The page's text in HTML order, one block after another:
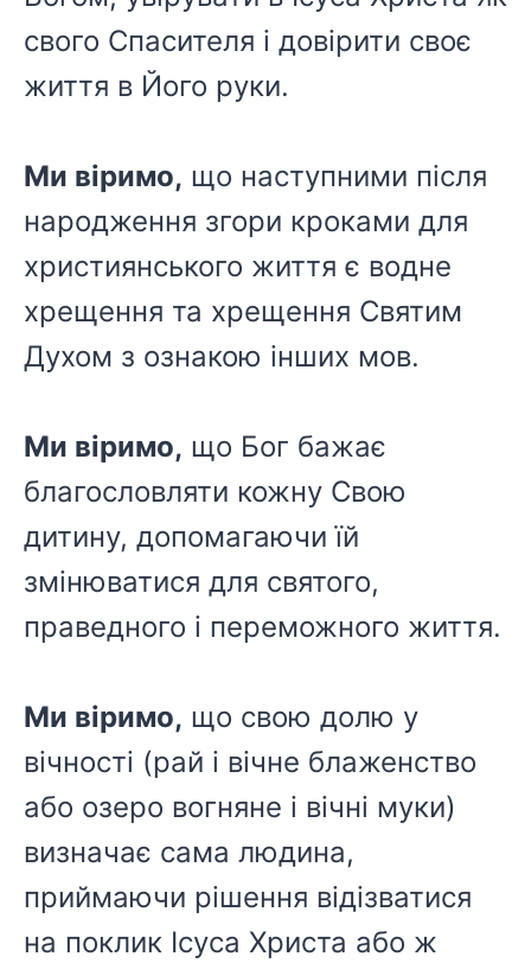
свого Спасителя і довірити своє
життя в Його руки.
Ми віримо, що наступними після
народження згори кроками для
християнського життя є водне
хрещення та хрещення Святим
Духом з ознакою інших мов.
Ми віримо, що Бог бажає
благословляти кожну Свою
дитину, допомагаючи їй
змінюватися для святого,
праведного і переможного життя.
Ми віримо, що свою долю у
вічності (рай і вічне блаженство
або озеро вогняне і вічні муки)
визначає сама людина,
приймаючи рішення відізватися
на поклик Ісуса Христа або ж